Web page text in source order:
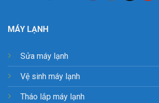
MÁY LẠNH
Sửa máy lạnh
Vệ sinh máy lạnh
Tháo lắp máy lạnh